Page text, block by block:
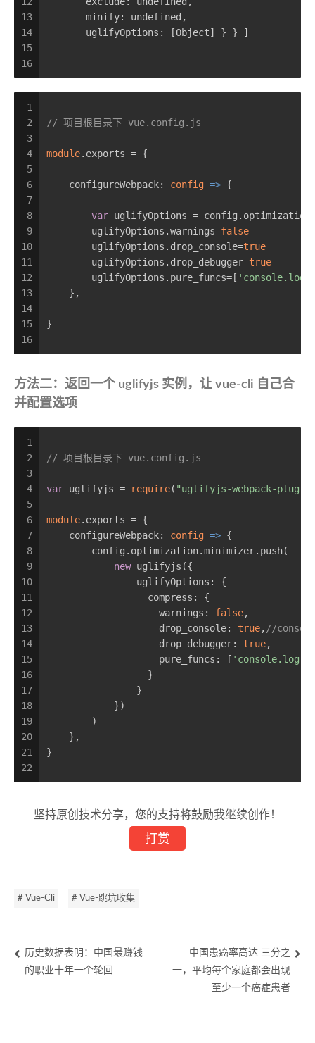
13
14
15
16
       minify: undefined,
       uglifyOptions: [Object] } } ]
1
2
3
4
5
6
7
8
9
10
11
12
13
14
15
16
// 项目根目录下 vue.config.js
module.exports = {
    configureWebpack:
config => {
var uglifyOptions =
        uglifyOptions.warnings=
false
        uglifyOptions.drop_console=
true
        uglifyOptions.drop_debugger=
true
        uglifyOptions.pure_funcs=[
'console.log'
    },
}
方法二：返回一个 uglifyjs 实例，让 vue-cli 自己合
并配置选项
1
2
3
4
5
6
7
8
9
10
11
12
13
14
15
16
17
18
19
20
21
22
// 项目根目录下 vue.config.js
var uglifyjs = require( "uglifyjs-webpack-
module.exports = {
    configureWebpack:
config => {
        config.optimization.minimizer.push(
new uglifyjs({
                uglifyOptions: {
                  compress: {
                    warnings:
false,
                    drop_console:
true, //
                    drop_debugger:
true,
                    pure_funcs: [
'console.log'
                  }
                }
            })
        )
    },
}
坚持原创技术分享，您的支持将鼓励我继续创作！
打赏
# Vue-Cli # Vue-跳坑收集
历史数据表明：中国最赚钱
的职业十年一个轮回
中国患癌率高达 三分之
一，平均每个家庭都会出现
至少一个癌症患者